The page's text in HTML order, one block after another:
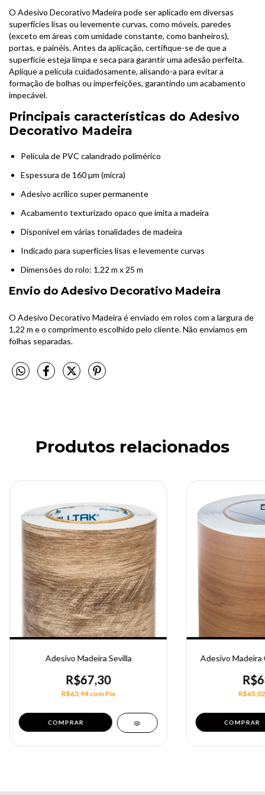
O Adesivo Decorativo Madeira pode ser aplicado em diversas
superfícies lisas ou levemente curvas, como móveis, paredes
(exceto em áreas com umidade constante, como banheiros),
portas, e painéis. Antes da aplicação, certifique-se de que a
superfície esteja limpa e seca para garantir uma adesão perfeita.
Aplique a película cuidadosamente, alisando-a para evitar a
formação de bolhas ou imperfeições, garantindo um acabamento
impecável.
Principais características do Adesivo
Decorativo Madeira
Película de PVC calandrado polimérico
Espessura de 160 µm (micra)
Adesivo acrílico super permanente
Acabamento texturizado opaco que imita a madeira
Disponível em várias tonalidades de madeira
Indicado para superfícies lisas e levemente curvas
Dimensões do rolo: 1,22 m x 25 m
Envio do Adesivo Decorativo Madeira
O Adesivo Decorativo Madeira é enviado em rolos com a largura de
1,22 m e o comprimento escolhido pelo cliente. Não enviamos em
folhas separadas.
Produtos relacionados
Adesivo Madeira Sevilla
R$67,30
R$63,94comPix
COMPRAR
Adesivo Madeira
COMPRAR